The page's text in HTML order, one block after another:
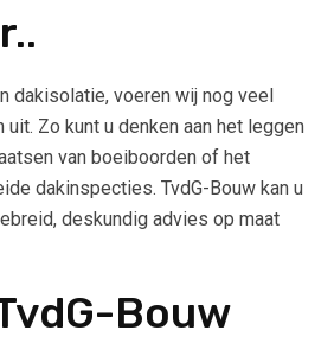
dakisolatie, voeren wij nog veel
Zo kunt u denken aan het leggen
van boeiboorden of het
dakinspecties. TvdG-Bouw kan u
deskundig advies op maat
Bouw